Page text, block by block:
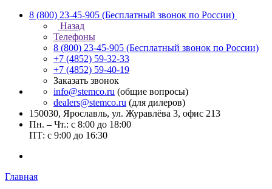
8 (800) 23-45-905 (Бесплатный звонок по России)
Назад
Телефоны
8 (800) 23-45-905 (Бесплатный звонок по России)
+7 (4852) 59-32-33
+7 (4852) 59-40-19
Заказать звонок
info@stemco.ru (общие вопросы)
dealers@stemco.ru (для дилеров)
150030, Ярославль, ул. Журавлёва 3, офис 213
Пн. – Чт.: с 8:00 до 18:00
ПТ: с 9:00 до 16:30
Главная